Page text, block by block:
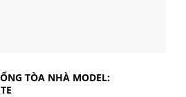
TÒA NHÀ MODEL: